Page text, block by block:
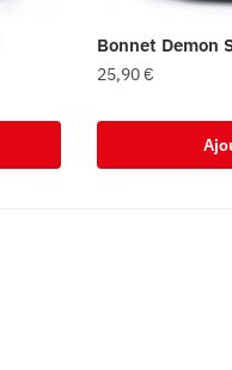
Bonnet Demon
25,90€